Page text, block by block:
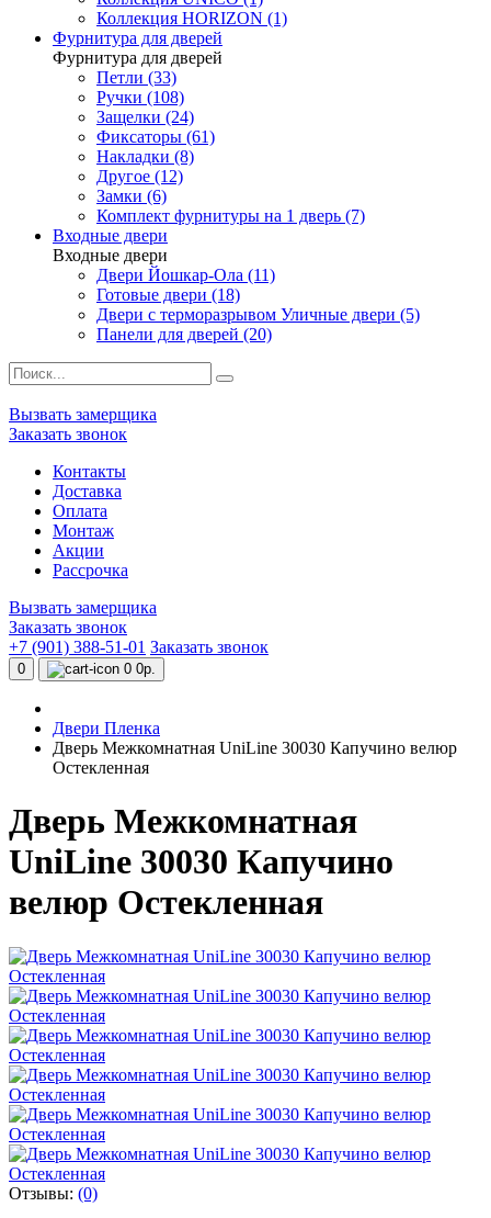
Коллекция HORIZON (1)
Фурнитура для дверей
Фурнитура для дверей
Петли (33)
Ручки (108)
Защелки (24)
Фиксаторы (61)
Накладки (8)
Другое (12)
Замки (6)
Комплект фурнитуры на 1 дверь (7)
Входные двери
Входные двери
Двери Йошкар-Ола (11)
Готовые двери (18)
Двери с терморазрывом Уличные двери (5)
Панели для дверей (20)
Вызвать замерщика
Заказать звонок
Контакты
Доставка
Оплата
Монтаж
Акции
Рассрочка
Вызвать замерщика
Заказать звонок
+7 (901) 388-51-01 Заказать звонок
0 0 0р.
Двери Пленка
Дверь Межкомнатная UniLine 30030 Капучино велюр
Остекленная
Дверь Межкомнатная
UniLine 30030 Капучино
велюр Остекленная
Отзывы: (0)